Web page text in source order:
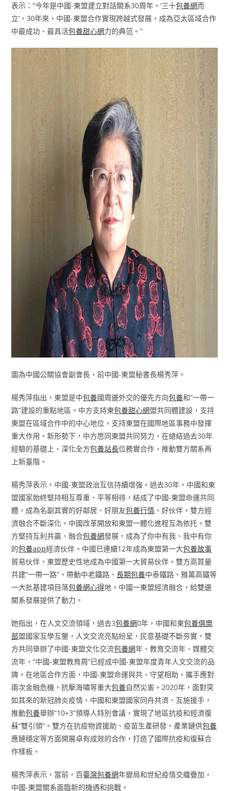
表示：“今年是中國-東盟建立對話關系30周年。‘三十包養網而
立’，30年來，中國-東盟合作實現跨越式發展，成為亞太區域合作
中最成功、最具活包養甜心網力的典范。”
圖為中國公關協會副會長，前中國-東盟秘書長楊秀萍。
楊秀萍指出，東盟是中包養國周邊外交的優先方向包養和“一帶一
路”建設的重點地區。中方支持東包養甜心網盟共同體建設，支持
東盟在區域合作中的中心地位，支持東盟在國際地區事務中發揮
重大作用。新形勢下，中方愿同東盟共同努力，在總結過去30年
經驗的基礎上，深化全方包養站長位務實合作，推動雙方關系再
上新臺階。
楊秀萍表示，中國-東盟政治互信持續增強。過去30年，中國和東
盟國家始終堅持相互尊重、平等相待，結成了中國-東盟命運共同
體，成為名副其實的好鄰居、好朋友包養行情 、好伙伴。雙方經
濟融合不斷深化。中國改革開放和東盟一體化進程互為依托，雙
方堅持互利共贏、融合包養網發展，成為了你中有我、我中有你
的包養app經濟伙伴。中國已連續12年成為東盟第一大包養故事
貿易伙伴，東盟歷史性地成為中國第一大貿易伙伴。雙方高質量
共建“一帶一路”，帶動中老鐵路、長期包養中泰鐵路、雅萬高鐵等
一大批基建項目落包養網心得地。中國一東盟經濟融合，給雙邊
關系發展提供了動力。
她指出，在人文交流領域，過去3包養網0年，中國和東包養俱樂
部盟國家互學互鑒，人文交流亮點紛呈，民意基礎不斷夯實。雙
方共同舉辦了中國-東盟文化交流包養網年、教育交流年、媒體交
流年，“中國-東盟教育周”已經成中國-東盟年度青年人文交流的品
牌。在地區合作方面，中國-東盟命運與共、守望相助，攜手應對
兩次金融危機，抗擊海嘯等重大包養自然災害。2020年，面對突
如其來的新冠肺炎疫情，中國和東盟國家同舟共濟、互施援手，
推動包養舉辦“10+3”領導人特別會議，實現了地區抗疫和經濟復
蘇“雙引領”。雙方在抗疫物資援助、疫苗生產研發、產業鏈供包養
應鏈穩定等方面開展卓有成效的合作，打造了國際抗疫和復蘇合
作樣板。
楊秀萍表示，當前，百臺灣包養網年變局和世紀疫情交織疊加，
中國-東盟關系面臨新的機遇和挑戰。